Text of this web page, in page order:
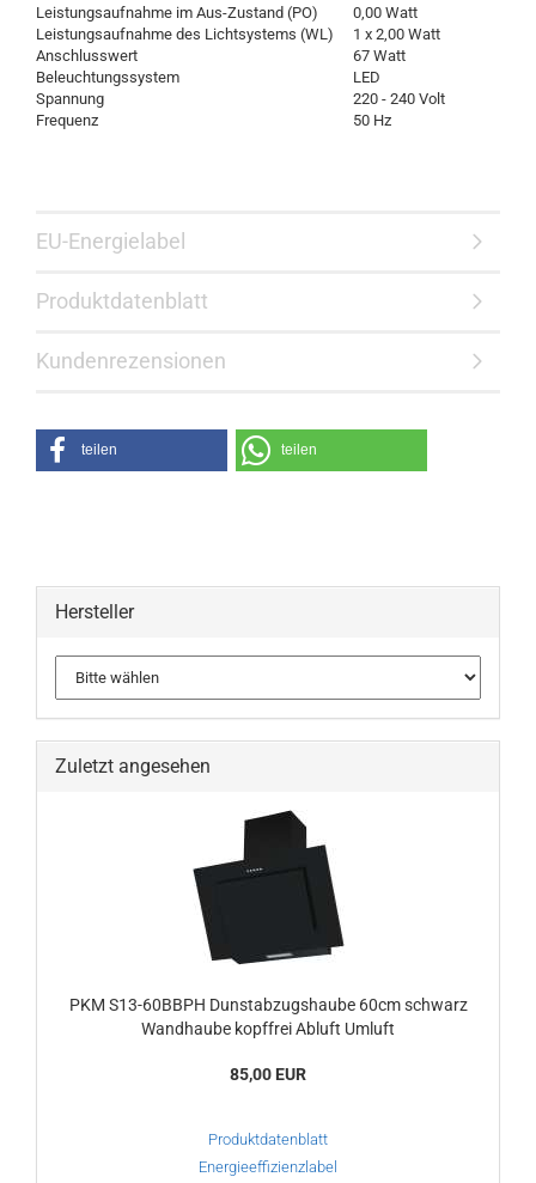
Leistungsaufnahme im Aus-Zustand (PO)
0,00 Watt
Leistungsaufnahme des Lichtsystems (WL)
1 x 2,00 Watt
Anschlusswert
67 Watt
Beleuchtungssystem
LED
Spannung
220 - 240 Volt
Frequenz
50 Hz
EU-Energielabel
Produktdatenblatt
Kundenrezensionen
teilen teilen
Hersteller
Zuletzt angesehen
PKM S13-60BBPH Dunstabzugshaube 60cm schwarz
Wandhaube kopffrei Abluft Umluft
85,00 EUR
Produktdatenblatt
Energieeffizienzlabel